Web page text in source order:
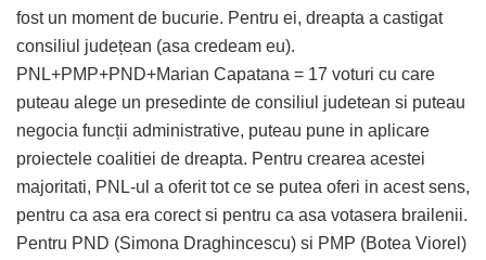
fost un moment de bucurie. Pentru ei, dreapta a castigat
consiliul județean (asa credeam eu).
PNL+PMP+PND+Marian Capatana = 17 voturi cu care
puteau alege un presedinte de consiliul judetean si puteau
negocia funcții administrative, puteau pune in aplicare
proiectele coalitiei de dreapta. Pentru crearea acestei
majoritati, PNL-ul a oferit tot ce se putea oferi in acest sens,
pentru ca asa era corect si pentru ca asa votasera brailenii.
Pentru PND (Simona Draghincescu) si PMP (Botea Viorel)